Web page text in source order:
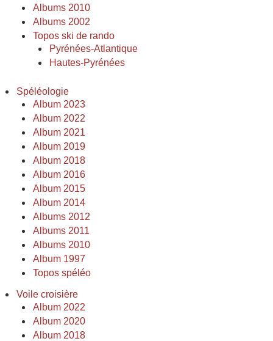
Albums 2010
Albums 2002
Topos ski de rando
Pyrénées-Atlantique
Hautes-Pyrénées
Spéléologie
Album 2023
Album 2022
Album 2021
Album 2019
Album 2018
Album 2016
Album 2015
Album 2014
Albums 2012
Albums 2011
Albums 2010
Album 1997
Topos spéléo
Voile croisière
Album 2022
Album 2020
Album 2018